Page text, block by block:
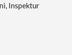
Inspektur